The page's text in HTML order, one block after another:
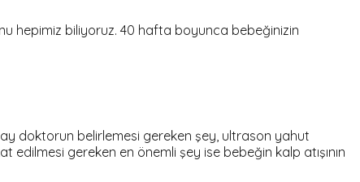
hepimiz biliyoruz. 40 hafta boyunca bebeğinizin
doktorun belirlemesi gereken şey, ultrason yahut
edilmesi gereken en önemli şey ise bebeğin kalp atışının